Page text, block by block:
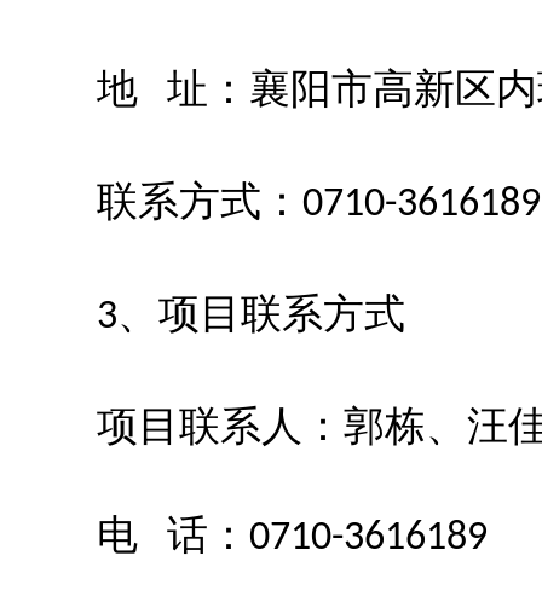
地 址：襄阳市高新区
联系方式： 0710-3616189
3、项目联系方式
项目联系人：郭栋、汪
电 话： 0710-3616189